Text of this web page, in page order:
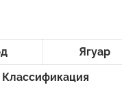
Ягуар
Классификация